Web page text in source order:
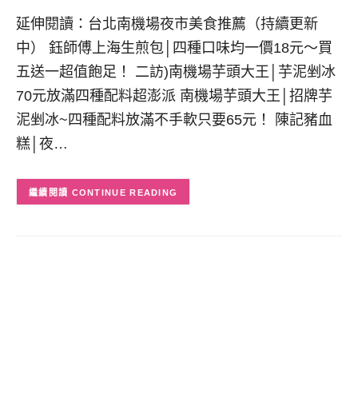
延伸閱讀：台北南機場夜市美食推薦（持續更新
中） 鈺師傅上海生煎包│四種口味均一價18元～買
五送一超值飽足！ 二訪)南機場芋頭大王│芋泥剉冰
70元放滿四種配料超澎派 南機場芋頭大王│招牌芋
泥剉冰~四種配料放滿不手軟只要65元！ 陳記豬血
糕│夜…
CONTINUE READING